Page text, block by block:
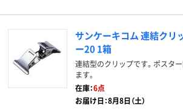
サンケーキコム 連結クリ
ー20 1箱
連結型のクリップです。ポスタ
ます。
在庫：6点
お届け日：8月8日（土）